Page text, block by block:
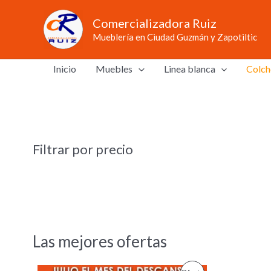
Comercializadora Ruiz
Mueblería en Ciudad Guzmán y Zapotiltic
Inicio Muebles Linea blanca
Filtrar por precio
Las mejores ofertas